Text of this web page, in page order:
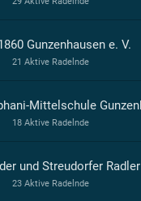
Gunzenhausen e. V.
21 Aktive Radelnde
18 Aktive Radelnde
und Streudorfer Radler
23 Aktive Radelnde